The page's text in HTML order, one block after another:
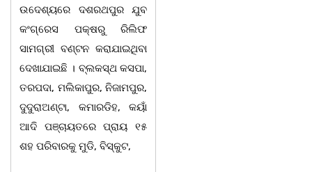
ଉଦେଶ୍ୟରେ ଦଶରଥପୁର ଯୁବ
କଂଗ୍ରେସ ପକ୍ଷରୁ ରିଲିଫ
ସାମଗ୍ରୀ ବଣ୍ଟନ କରାଯାଇଥିବା
ଦେଖାଯାଇଛି । ବ୍ଲକସ୍ଥ କସପା,
ତରପଦା, ମଲିକାପୁର, ନିଜାମପୁର,
ଦୁଦୁରାଅଣ୍ଟା, କମାରଡିହ, କୟାଁ
ଆଦି ପଞ୍ଚାୟତରେ ପ୍ରାୟ ୧୫
ଶହ ପରିବାରକୁ ମୁଡି, ବିସ୍କୁଟ,